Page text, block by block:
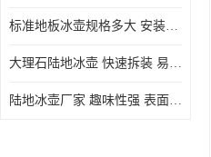
标准地板冰壶规格多大 安装简单 方便携带和存储
大理石陆地冰壶 快速拆装 易于学习和掌握
陆地冰壶厂家 趣味性强 表面具有自润滑功能